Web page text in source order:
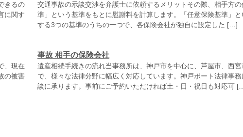
きるの
に関す
交通事故の示談交渉を弁護士に依頼するメリットその際、相手方
準」という基準をもとに慰謝料を計算します。「任意保険基準」
する3つの基準のうちの一つで、各保険会社が独自に設定した […]
、現在
の被害
事故 相手の保険会社
遺産相続手続きの流れ当事務所は、神戸市を中心に、芦屋市、西
で、様々な法律分野に幅広く対応しています。神戸ポート法律事
談に承ります。事前にご予約いただければ土・日・祝日も対応可